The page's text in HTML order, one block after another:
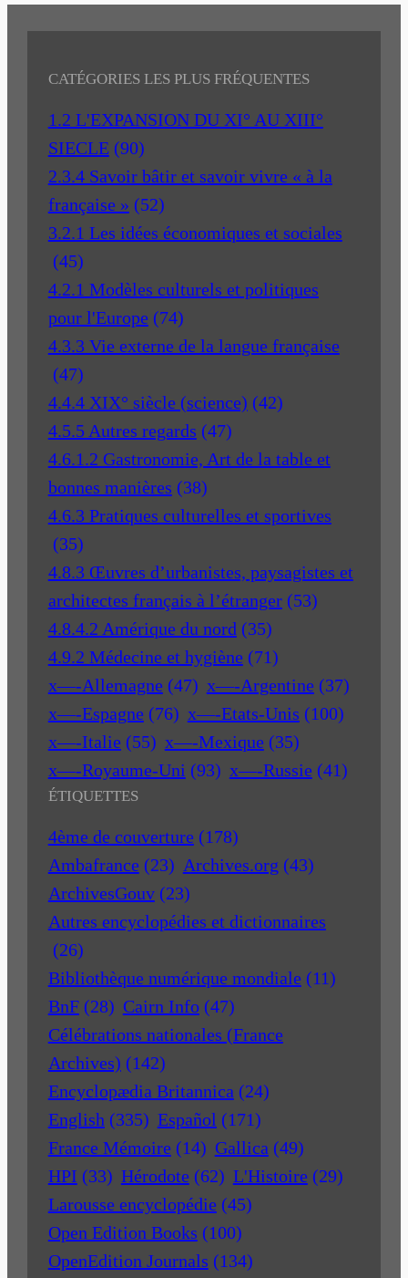
CATÉGORIES LES PLUS FRÉQUENTES
1.2 L'EXPANSION DU XI° AU XIII°
SIECLE (90)
2.3.4 Savoir bâtir et savoir vivre « à la
française » (52)
3.2.1 Les idées économiques et sociales
(45)
4.2.1 Modèles culturels et politiques
pour l'Europe (74)
4.3.3 Vie externe de la langue française
(47)
4.4.4 XIX° siècle (science) (42)
4.5.5 Autres regards (47)
4.6.1.2 Gastronomie, Art de la table et
bonnes manières (38)
4.6.3 Pratiques culturelles et sportives
(35)
4.8.3 Œuvres d’urbanistes, paysagistes et
architectes français à l’étranger (53)
4.8.4.2 Amérique du nord (35)
4.9.2 Médecine et hygiène (71)
x—-Allemagne (47) x—-Argentine (37)
x—-Espagne (76) x—-Etats-Unis (100)
x—-Italie (55) x—-Mexique (35)
x—-Royaume-Uni (93) x—-Russie (41)
ÉTIQUETTES
4ème de couverture (178)
Ambafrance (23) Archives.org (43)
ArchivesGouv (23)
Autres encyclopédies et dictionnaires
(26)
Bibliothèque numérique mondiale (11)
BnF (28) Cairn Info (47)
Célébrations nationales (France
Archives) (142)
Encyclopædia Britannica (24)
English (335) Español (171)
France Mémoire (14) Gallica (49)
HPI (33) Hérodote (62) L'Histoire (29)
Larousse encyclopédie (45)
Open Edition Books (100)
OpenEdition Journals (134)